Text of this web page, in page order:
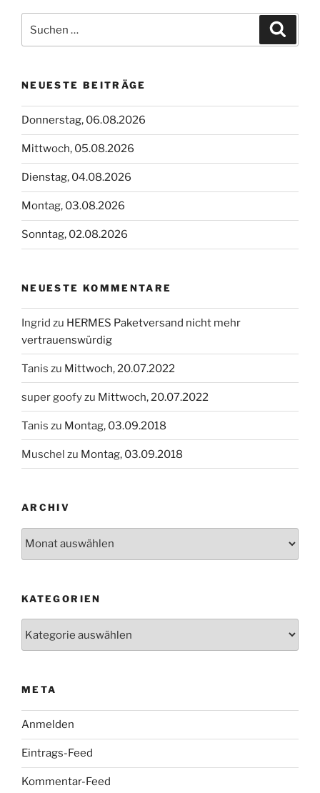
nach:
NEUESTE BEITRÄGE
Donnerstag, 06.08.2026
Mittwoch, 05.08.2026
Dienstag, 04.08.2026
Montag, 03.08.2026
Sonntag, 02.08.2026
NEUESTE KOMMENTARE
Ingrid zu HERMES Paketversand nicht mehr
vertrauenswürdig
Tanis zu Mittwoch, 20.07.2022
super goofyzu Mittwoch, 20.07.2022
Tanis zu Montag, 03.09.2018
Muschel zu Montag, 03.09.2018
ARCHIV
KATEGORIEN
META
Anmelden
Eintrags-Feed
Kommentar-Feed